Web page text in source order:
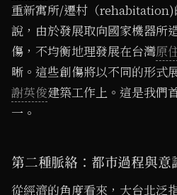
重新寓所/遷村（rehabitation)
說，由於發展取向國家機器所
傷，不均衡地理發展在台灣原
晰。這些創傷將以不同的形式
謝英俊建築工作上。這是我們
一。
第二種脈絡：都市過程與意
從經濟的角度看來，大台北泛